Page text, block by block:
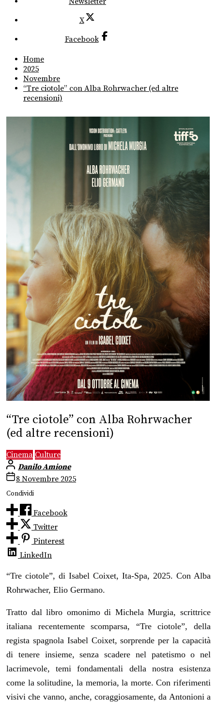
X
Facebook
Home
2025
Novembre
“Tre ciotole” con Alba Rohrwacher (ed altre
recensioni)
“Tre ciotole” con Alba Rohrwacher
(ed altre recensioni)
Cinema Culture
Danilo Amione
8 Novembre 2025
Condividi
Facebook
Twitter
Pinterest
LinkedIn
“Tre ciotole”, di Isabel Coixet, Ita-Spa, 2025. Con Alba
Rohrwacher, Elio Germano.
Tratto dal libro omonimo di Michela Murgia, scrittrice
italiana recentemente scomparsa, “Tre ciotole”, della
regista spagnola Isabel Coixet, sorprende per la capacità
di tenere insieme, senza scadere nel patetismo o nel
lacrimevole, temi fondamentali della nostra esistenza
come la solitudine, la memoria, la morte. Con riferimenti
visivi che vanno, anche, coraggiosamente, da Antonioni a